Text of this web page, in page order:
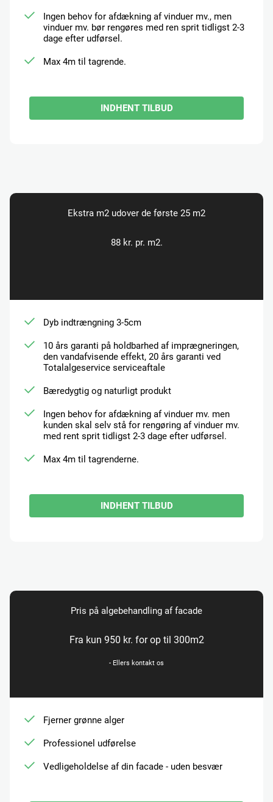
Ingen behov for afdækning af vinduer mv., men
vinduer mv. bør rengøres med ren sprit tidligst 2-3
dage efter udførsel.
Max 4m til tagrende.
INDHENT TILBUD
Ekstra m2 udover de første 25 m2
88 kr. pr. m2.
Dyb indtrængning 3-5cm
10 års garanti på holdbarhed af imprægneringen,
den vandafvisende effekt, 20 års garanti ved
Totalalgeservice serviceaftale
Bæredygtig og naturligt produkt
Ingen behov for afdækning af vinduer mv. men
kunden skal selv stå for rengøring af vinduer mv.
med rent sprit tidligst 2-3 dage efter udførsel.
Max 4m til tagrenderne.
INDHENT TILBUD
Pris på algebehandling af facade
Fra kun 950 kr. for op til 300m2
- Ellers kontakt os
Fjerner grønne alger
Professionel udførelse
Vedligeholdelse af din facade - uden besvær